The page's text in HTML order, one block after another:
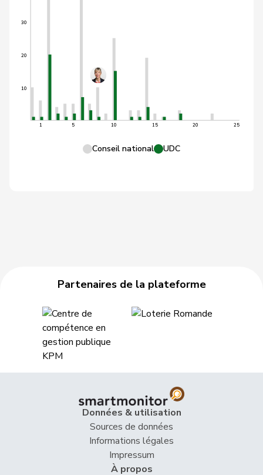
10
20
30
1 5 10 15 20 25
Conseil national UDC
Partenaires de la plateforme
Données & utilisation
Sources de données
Informations légales
Impressum
À propos